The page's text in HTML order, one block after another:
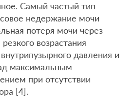
Самый частый тип
недержание мочи
потеря мочи через
возрастания
давления и
максимальным
при отсутствии
[4].